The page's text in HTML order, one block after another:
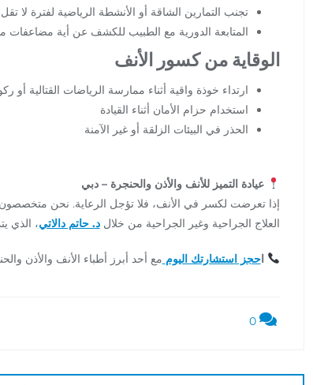
تجنب التمارين الشاقة أو الأنشطة الرياضية لفترة لا تقل عن 4-6
المتابعة الدورية مع الطبيب للكشف عن أية مضاعفات
الوقاية من كسور الأنف
ارتداء خوذة واقية أثناء ممارسة الرياضات القتالية أو
استخدام حزام الأمان أثناء القيادة
الحذر في البيئات الزلقة أو غير الآمنة
عيادة التميز للأنف والأذن والحنجرة – دبي
إذا تعرضت لكسر في الأنف، فلا تؤجل الرعاية. نحن
العلاج الجراحية وغير الجراحية من خلالد. حاتم دالاتي، الذي
احجز استشارتك اليوم مع أحد أبرز أطباء الأنف والأذن
0